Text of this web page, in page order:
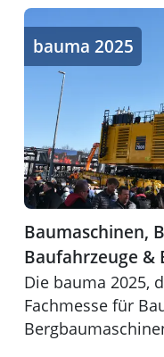
Baumaschinen,
bauma 2025
Baumaschinen,
Baufahrzeuge &
Die bauma 2025,
Fachmesse für